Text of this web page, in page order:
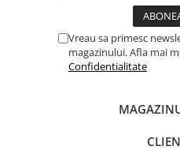
Vreau sa primesc
magazinului. Afla mai
Confidentialitate